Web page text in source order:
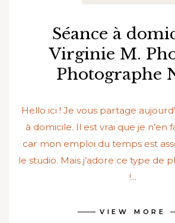
Séance à
Virginie M.
Photographe
Hello ici ! Je vous partage
à domicile. Il est vrai que je n’en
car mon emploi du temps est
le studio. Mais j’adore ce type de
!...
VIEW MORE